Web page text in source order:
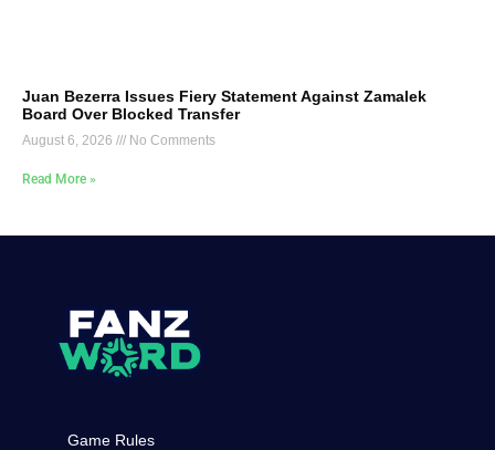
Juan Bezerra Issues Fiery Statement Against Zamalek
Board Over Blocked Transfer
August 6, 2026 No Comments
Read More »
Game Rules